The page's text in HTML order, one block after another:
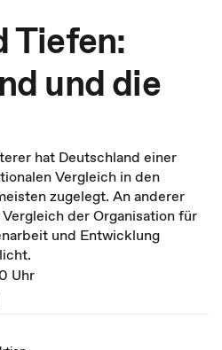
Tiefen:
und die
hat Deutschland einer
Vergleich in den
zugelegt. An anderer
der Organisation für
und Entwicklung
Uhr